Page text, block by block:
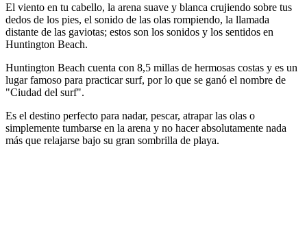
El viento en tu cabello, la arena suave y blanca crujiendo sobre tus
dedos de los pies, el sonido de las olas rompiendo, la llamada
distante de las gaviotas; estos son los sonidos y los sentidos en
Huntington Beach.
Huntington Beach cuenta con 8,5 millas de hermosas costas y es un
lugar famoso para practicar surf, por lo que se ganó el nombre de
"Ciudad del surf".
Es el destino perfecto para nadar, pescar, atrapar las olas o
simplemente tumbarse en la arena y no hacer absolutamente nada
más que relajarse bajo su gran sombrilla de playa.